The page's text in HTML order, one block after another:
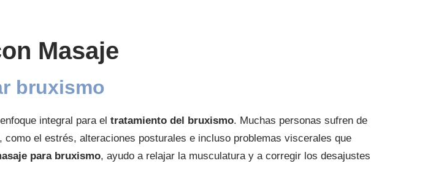
Masaje
bruxismo
integral para el tratamiento del bruxismo. Muchas personas sufren de
el estrés, alteraciones posturales e incluso problemas viscerales que
para bruxismo, ayudo a relajar la musculatura y a corregir los desajustes